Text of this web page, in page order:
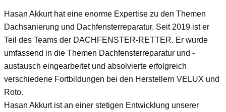
Hasan Akkurt hat eine enorme Expertise zu den Themen
Dachsanierung und Dachfensterreparatur. Seit 2019 ist er
Teil des Teams der DACHFENSTER-RETTER. Er wurde
umfassend in die Themen Dachfensterreparatur und -
austausch eingearbeitet und absolvierte erfolgreich
verschiedene Fortbildungen bei den Herstellern VELUX und
Roto.
Hasan Akkurt ist an einer stetigen Entwicklung unserer